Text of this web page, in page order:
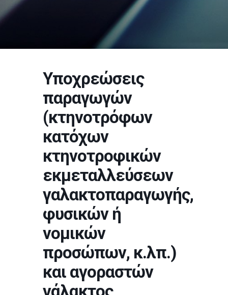
Υποχρεώσεις
παραγωγών
(κτηνοτρόφων
κατόχων
κτηνοτροφικών
εκμεταλλεύσεων
γαλακτοπαραγωγής,
φυσικών ή
νομικών
προσώπων, κ.λπ.)
και αγοραστών